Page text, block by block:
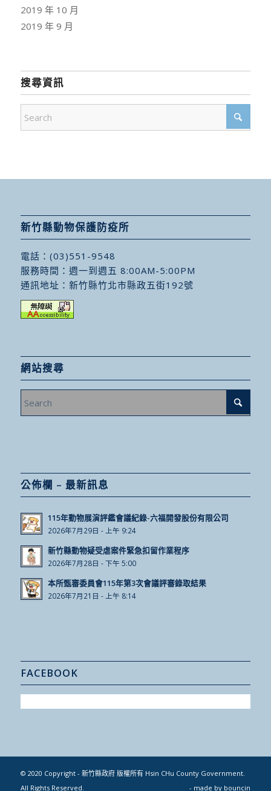
2019 年 10 月
2019 年 9 月
搜尋資訊
新竹縣動物保護防疫所
電話： (03)551-9548
服務時間：週一到週五 8:00AM-5:00PM
通訊地址： 新竹縣竹北市縣政五街192號
網站搜尋
公佈欄 – 最新訊息
115年動物展演評鑑會議紀錄-六福開發股份有限公司
2026年7月29日 - 上午 9:24
新竹縣動物疑受虐案件緊急扣留作業程序
2026年7月28日 - 下午 5:00
本所甄審委員會115年第3次會議評審錄取結果
2026年7月21日 - 上午 8:14
FACEBOOK
© 2020 Copyright - 新竹縣政府 版權所有 Hsin CHu County Government.
All Rights Reserved.
- made by bouncin